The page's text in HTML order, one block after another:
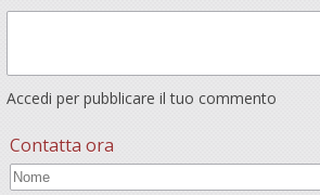
Accedi per pubblicare il tuo commento
Contatta ora